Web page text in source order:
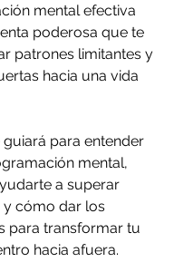
mental efectiva
poderosa que te
patrones limitantes y
hacia una vida
para entender
mental,
a superar
cómo dar los
para transformar tu
hacia afuera.